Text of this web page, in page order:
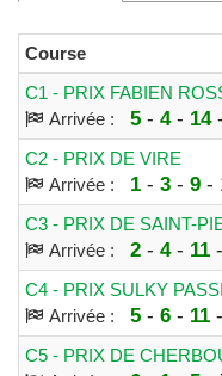
Course
C1 - PRIX FABIEN
Arrivée :
5- 4- 14-
C2 - PRIX DE VIRE
Arrivée :
1 - 3- 9-
C3 - PRIX DE SAINT-
Arrivée :
2- 4- 11
C4 - PRIX SULKY
Arrivée :
5- 6- 11
C5 - PRIX DE